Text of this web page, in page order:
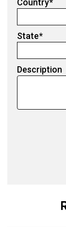
State*
Description